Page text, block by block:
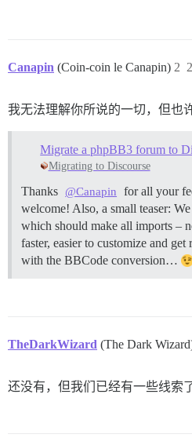
Canapin (Coin-coin le Canapin) 2
我无法理解你所说的一切，但也
Migrate a phpBB3 forum to
Migrating to Discourse
Thanks @Canapin
for all your
welcome! Also, a small teaser:
which should make all imports –
faster, easier to customize and
with the BBCode conversion…
TheDarkWizard (The Dark
还没有，但我们已经有一些线索了